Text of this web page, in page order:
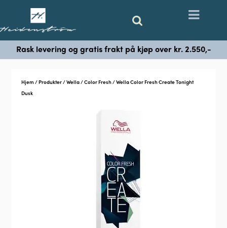
Rask levering og gratis frakt på kjøp over kr. 2.550,-
Hjem /Produkter/Wella/Color Fresh/ Wella Color Fresh Create Tonight
Dusk